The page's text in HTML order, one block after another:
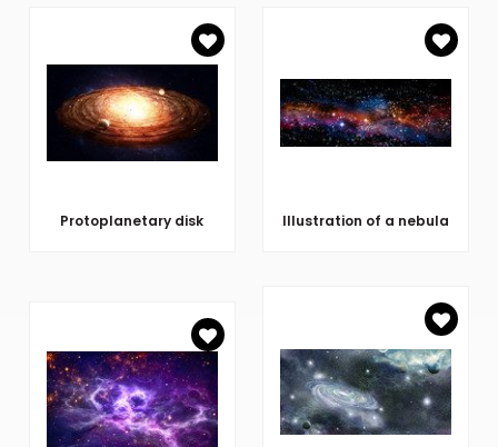
Protoplanetary disk Illustration of a nebula